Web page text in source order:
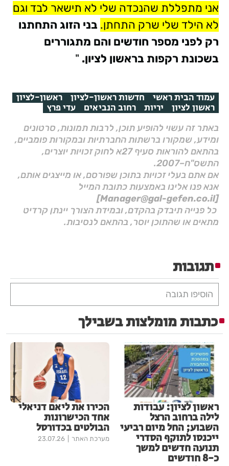
אני מתפללת שהנכדה שלי לא תישאר לבד וגם
לא הילד שלי שרק התחתן. בני הזוג התחתנו
רק לפני מספר חודשים והם מתגוררים
בשכונת רקפות בראשון לציון. "
עמוד הבית ראשי חדשות ראשון-לציון ראשון-לציון
ראשון לציון יריות רחוב הנביאים עדי פרץ
באתר זה עשוי להופיע תוכן, לרבות תמונות, סרטונים
ומידע, שמקורו ברשתות החברתיות ובמקורות פומביים,
בהתאם להוראות סעיף 27א לחוק זכויות יוצרים,
התשס"ח–2007.
אם אתם בעלי זכויות בתוכן שפורסם, או מייצגים אותם,
אנא פנו אלינו באמצעות כתובת המייל
[Manager@gal-gefen.co.il]
כל פנייה תיבדק בהקדם, ובמידת הצורך יינתן קרדיט
מתאים או שהתוכן יוסר, בהתאם לנסיבות.
תגובות
הוסיפו תגובה
כתבות מומלצות בשבילך
ראשון לציון: עבודות
לילה ברחוב הרצל
השבוע; החל מיום רביעי
ייכנסו לתוקף הסדרי
תנועה חדשים למשך
כ-8 חודשים
הכירו את ליאם דניאלי
אחד הכישרונות
הבולטים בכדורסל
מערכת האתר 23.07.26